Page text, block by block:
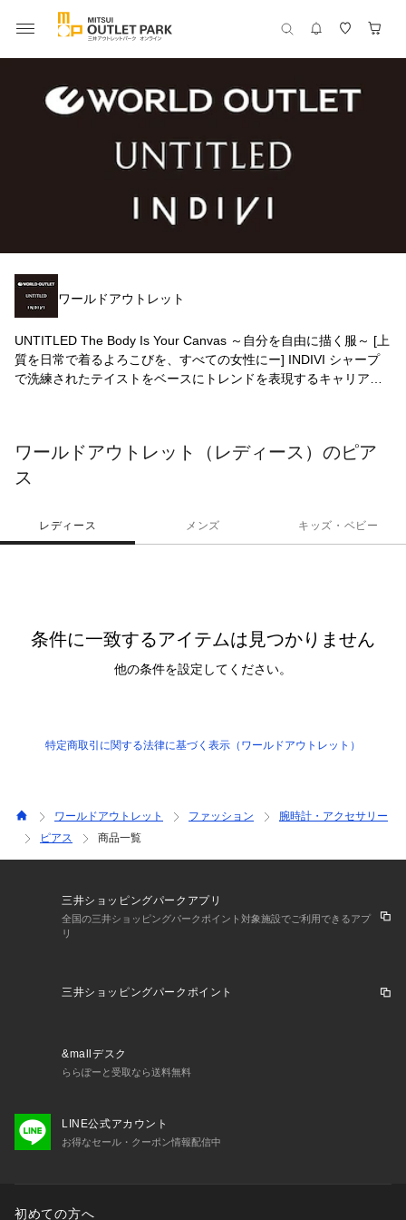
ワールドアウトレット
UNTITLED The Body Is Your Canvas ～自分を自由に描く服～ [上
質を日常で着るよろこびを、すべての女性にー] INDIVI シャープ
で洗練されたテイストをベースにトレンドを表現するキャリアブ
ワールドアウトレット（レディース）のピア
ス
レディース メンズ キッズ・ベビー
条件に一致するアイテムは見つかりません
他の条件を設定してください。
特定商取引に関する法律に基づく表示（ワールドアウトレット）
ワールドアウトレット ファッション
腕時計・アクセサリー
ピアス
商品一覧
三井ショッピングパークアプリ
全国の三井ショッピングパークポイント対象施設でご利用できるアプ
リ
三井ショッピングパークポイント
&mallデスク
ららぽーと受取なら送料無料
LINE公式アカウント
お得なセール・クーポン情報配信中
初めての方へ